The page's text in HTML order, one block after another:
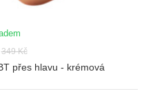
349 Kč
přes hlavu - krémová